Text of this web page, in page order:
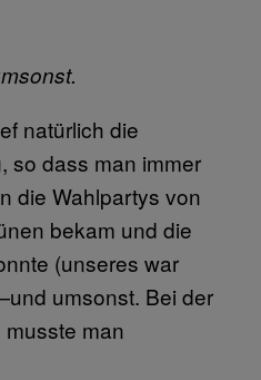
natürlich die
so dass man immer
die Wahlpartys von
bekam und die
(unseres war
umsonst. Bei der
man